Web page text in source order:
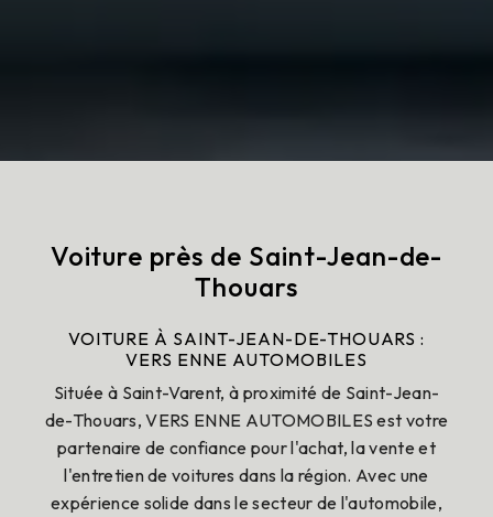
Voiture près de Saint-Jean-de-
Thouars
VOITURE À SAINT-JEAN-DE-THOUARS :
VERS ENNE AUTOMOBILES
Située à Saint-Varent, à proximité de Saint-Jean-
de-Thouars, VERS ENNE AUTOMOBILES est votre
partenaire de confiance pour l'achat, la vente et
l'entretien de voitures dans la région. Avec une
expérience solide dans le secteur de l'automobile,